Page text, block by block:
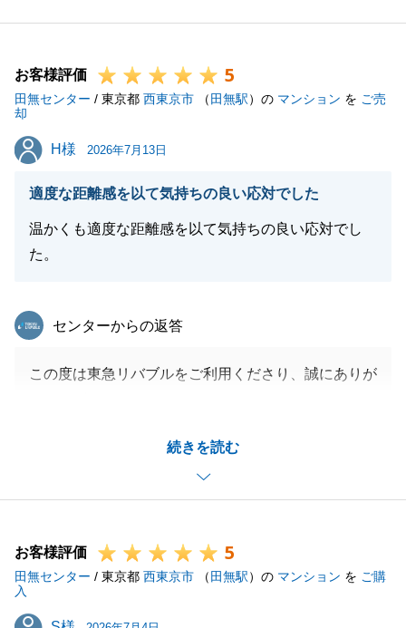
お客様評価 5
田無センター / 東京都 西東京市 （ 田無駅）の マンション を ご売
却
H様
H様 2026年7月13日
適度な距離感を以て気持ちの良い応対でした
温かくも適度な距離感を以て気持ちの良い応対でし
た。
続きを読む
東急リバブル
センターからの返答
この度は東急リバブルをご利用くださり、誠にありが
したが、無事にお引き渡しを迎える事ができ大変嬉し
今後もお困り事などございましたら、お気軽にご連絡
どうぞよろしくお願い申し上げます。
お客様評価 5
田無センター / 東京都 西東京市 （ 田無駅）の マンション を ご購
入
S様